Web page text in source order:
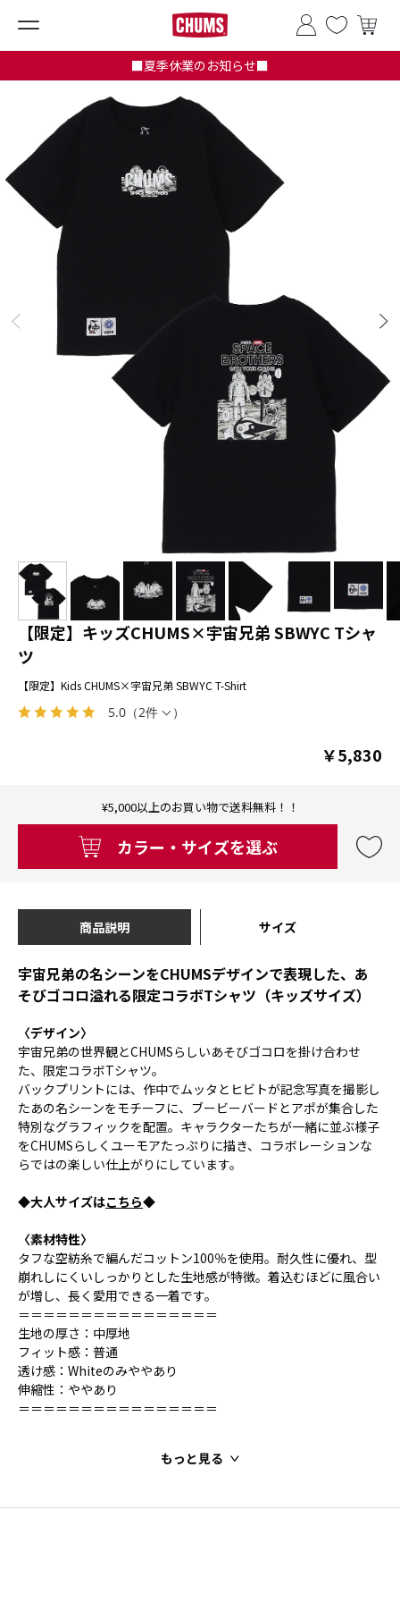
■夏季休業のお知らせ■
5.0 （2件 ）
【限定】キッズCHUMS×宇宙兄弟 SBWYC Tシャ
ツ
【限定】Kids CHUMS×宇宙兄弟 SBWYC T-Shirt
￥5,830
¥5,000以上のお買い物で送料無料！！
カラー・サイズを選ぶ
商品説明 サイズ
宇宙兄弟の名シーンをCHUMSデザインで表現した、あ
そびゴコロ溢れる限定コラボTシャツ（キッズサイズ）
〈デザイン〉
宇宙兄弟の世界観とCHUMSらしいあそびゴコロを掛け合わせ
た、限定コラボTシャツ。
バックプリントには、作中でムッタとヒビトが記念写真を撮影し
たあの名シーンをモチーフに、ブービーバードとアポが集合した
特別なグラフィックを配置。キャラクターたちが一緒に並ぶ様子
をCHUMSらしくユーモアたっぷりに描き、コラボレーションな
らではの楽しい仕上がりにしています。
◆大人サイズはこちら◆
〈素材特性〉
タフな空紡糸で編んだコットン100％を使用。耐久性に優れ、型
崩れしにくいしっかりとした生地感が特徴。着込むほどに風合い
が増し、長く愛用できる一着です。
＝＝＝＝＝＝＝＝＝＝＝＝＝＝＝＝
生地の厚さ：中厚地
フィット感：普通
透け感：Whiteのみややあり
伸縮性：ややあり
＝＝＝＝＝＝＝＝＝＝＝＝＝＝＝＝
もっと見る